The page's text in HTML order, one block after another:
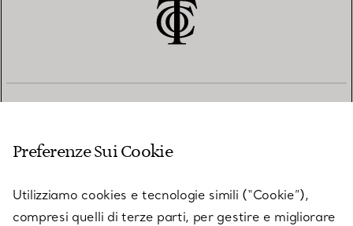
Preferenze Sui Cookie
Utilizziamo cookies e tecnologie simili (“Cookie”),
compresi quelli di terze parti, per gestire e migliorare